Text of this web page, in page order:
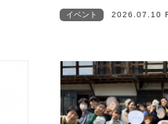
イベント 2026.07.10